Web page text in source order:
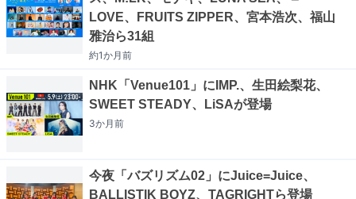
LOVE、FRUITS ZIPPER、宮本浩次、福山
雅治ら31組
約1か月前
NHK「Venue101」にIMP.、生田絵梨花、
SWEET STEADY、LiSAが登場
3か月前
今夜「バズリズム02」にJuice=Juice、
BALLISTIK BOYZ、TAGRIGHTら登場